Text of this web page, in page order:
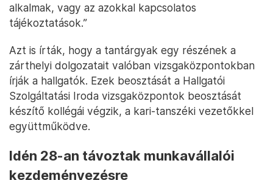
alkalmak, vagy az azokkal kapcsolatos
tájékoztatások.”
Azt is írták, hogy a tantárgyak egy részének a
zárthelyi dolgozatait valóban vizsgaközpontokban
írják a hallgatók. Ezek beosztását a Hallgatói
Szolgáltatási Iroda vizsgaközpontok beosztását
készítő kollégái végzik, a kari-tanszéki vezetőkkel
együttműködve.
Idén 28-an távoztak munkavállalói
kezdeményezésre